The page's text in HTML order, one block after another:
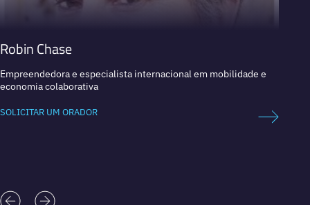
Robin Chase
Empreendedora e especialista internacional em mobilidade e
economia colaborativa
SOLICITAR UM ORADOR